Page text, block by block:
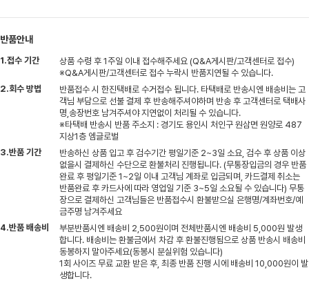
반품안내
1.접수 기간
상품 수령 후 1주일 이내 접수해주세요 (Q&A게시판/고객센터로 접수)
※Q&A게시판/고객센터로 접수 누락시 반품지연될 수 있습니다.
2.회수 방법
반품접수 시 한진택배로 수거접수 됩니다. 타택배로 반송시엔 배송비는 고
객님 부담으로 선불 결제 후 반송해주셔야하며 반송 후 고객센터로 택배사
명,송장번호 남겨주셔야 지연없이 처리될 수 있습니다.
※타택배 반송시 반품 주소지 : 경기도 용인시 처인구 원삼면 원양로 487
지상1층 엠글로벌
3.반품 기간
반송하신 상품 입고 후 검수기간 평일기준 2~3일 소요, 검수 후 상품 이상
없을시 결제하신 수단으로 환불처리 진행됩니다. (무통장입금의 경우 반품
완료 후 평일기준 1~2일 이내 고객님 계좌로 입금되며, 카드결제 취소는
반품완료 후 카드사에 따라 영업일 기준 3~5일 소요될 수 있습니다) 무통
장으로 결제하신 고객님들은 반품접수시 환불받으실 은행명/계좌번호/예
금주명 남겨주세요
4.반품 배송비
부분반품시엔 배송비 2,500원이며 전체반품시엔 배송비 5,000원 발생
합니다. 배송비는 환불금에서 차감 후 환불진행됨으로 상품 반송시 배송비
동봉하지 말아주세요(동봉시 분실위험 있습니다)
1회 사이즈 무료 교환 받은 후, 최종 반품 진행 시에 배송비 10,000원이 발
생합니다.